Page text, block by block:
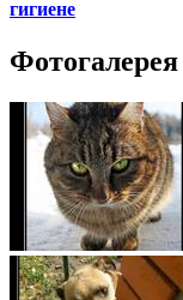
гигиене
Фотогалерея